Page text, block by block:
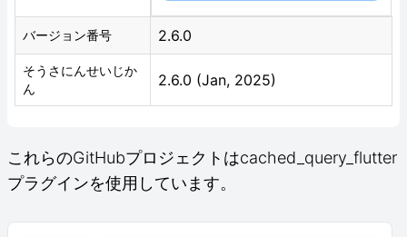
バージョン番号 2.6.0
そうさにんせいじか
ん
2.6.0 (Jan, 2025)
これらのGitHubプロジェクトはcached_query_flutter
プラグインを使用しています。